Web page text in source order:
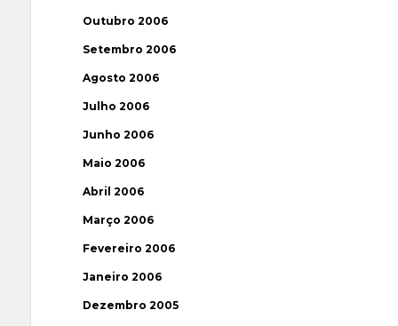
Outubro 2006
Setembro 2006
Agosto 2006
Julho 2006
Junho 2006
Maio 2006
Abril 2006
Março 2006
Fevereiro 2006
Janeiro 2006
Dezembro 2005